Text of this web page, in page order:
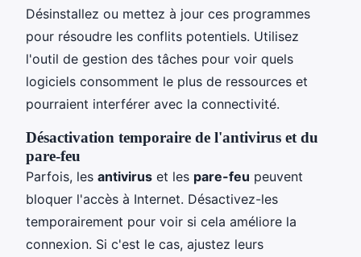
Désinstallez ou mettez à jour ces programmes
pour résoudre les conflits potentiels. Utilisez
l'outil de gestion des tâches pour voir quels
logiciels consomment le plus de ressources et
pourraient interférer avec la connectivité.
Désactivation temporaire de l'antivirus et du
pare-feu
Parfois, les antivirus et les pare-feu peuvent
bloquer l'accès à Internet. Désactivez-les
temporairement pour voir si cela améliore la
connexion. Si c'est le cas, ajustez leurs